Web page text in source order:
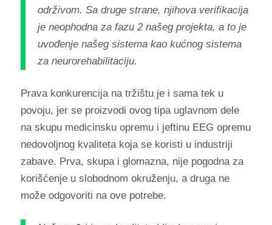
održivom. Sa druge strane, njihova verifikacija
je neophodna za fazu 2 našeg projekta, a to je
uvođenje našeg sistema kao kućnog sistema
za neurorehabilitaciju.
Prava konkurencija na tržištu je i sama tek u
povoju, jer se proizvodi ovog tipa uglavnom dele
na skupu medicinsku opremu i jeftinu EEG opremu
nedovoljnog kvaliteta koja se koristi u industriji
zabave. Prva, skupa i glomazna, nije pogodna za
korišćenje u slobodnom okruženju, a druga ne
može odgovoriti na ove potrebe.